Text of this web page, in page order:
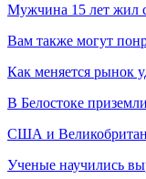
Мужчина 15 лет жил
Вам также могут
Как меняется рынок
В Белостоке
США и
Ученые научились